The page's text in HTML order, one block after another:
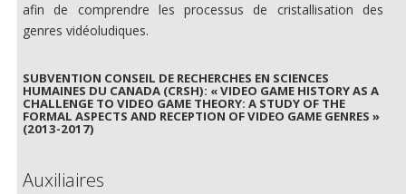
afin de comprendre les processus de cristallisation des
genres vidéoludiques.
SUBVENTION CONSEIL DE RECHERCHES EN SCIENCES
HUMAINES DU CANADA (CRSH): « VIDEO GAME HISTORY AS A
CHALLENGE TO VIDEO GAME THEORY: A STUDY OF THE
FORMAL ASPECTS AND RECEPTION OF VIDEO GAME GENRES »
(2013-2017)
Auxiliaires